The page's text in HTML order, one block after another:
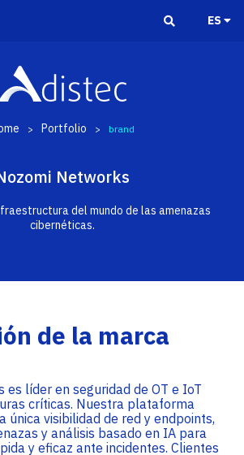
ES
> Portfolio > brand
Networks
del mundo de las amenazas
cibernéticas.
de la marca
es líder en seguridad de OT e IoT
críticas. Nuestra plataforma
única visibilidad de red y endpoints,
y análisis basado en IA para
y eficaz ante incidentes. Clientes